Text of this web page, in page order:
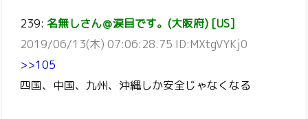
239: 名無しさん＠涙目です。(大阪府) [US]
2019/06/13(木) 07:06:28.75 ID:MXtgVYKj0
>>105
四国、中国、九州、沖縄しか安全じゃなくなる